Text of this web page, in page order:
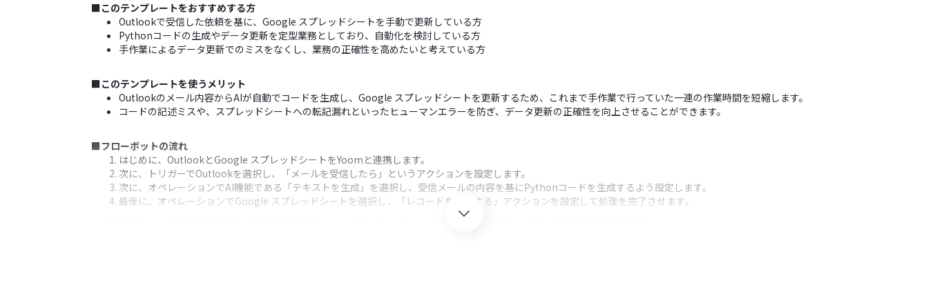
■このテンプレートをおすすめする方
Outlookで受信した依頼を基に、Google スプレッドシートを手動で更新している方
Pythonコードの生成やデータ更新を定型業務としており、自動化を検討している方
手作業によるデータ更新でのミスをなくし、業務の正確性を高めたいと考えている方
■このテンプレートを使うメリット
Outlookのメール内容からAIが自動でコードを生成し、Google スプレッドシートを更新するため、これまで手作業で行っていた一連の作業時間を短縮します。
コードの記述ミスや、スプレッドシートへの転記漏れといったヒューマンエラーを防ぎ、データ更新の正確性を向上させることができます。
■フローボットの流れ
はじめに、OutlookとGoogle スプレッドシートをYoomと連携します。
次に、トリガーでOutlookを選択し、「メールを受信したら」というアクションを設定します。
次に、オペレーションでAI機能である「テキストを生成」を選択し、受信メールの内容を基にPythonコードを生成するよう設定します。
最後に、オペレーションでGoogle スプレッドシートを選択し、「レコードを更新する」アクションを設定して処理を完了させます。